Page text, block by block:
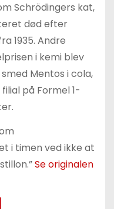
Schrödingers kat,
død efter
1935. Andre
i kemi blev
Mentos i cola,
på Formel 1-
i timen ved ikke at
Se originalen